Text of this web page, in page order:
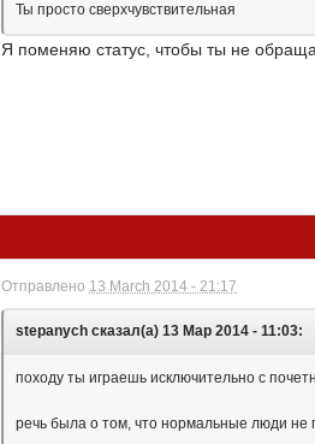
Ты просто сверхчувствительная
Я поменяю статус, чтобы ты не
Отправлено 13 March 2014 - 21:17
stepanych сказал(а) 13 Мар 2014 - 11:03:
походу ты играешь исключительно с
речь была о том, что нормальные люди не